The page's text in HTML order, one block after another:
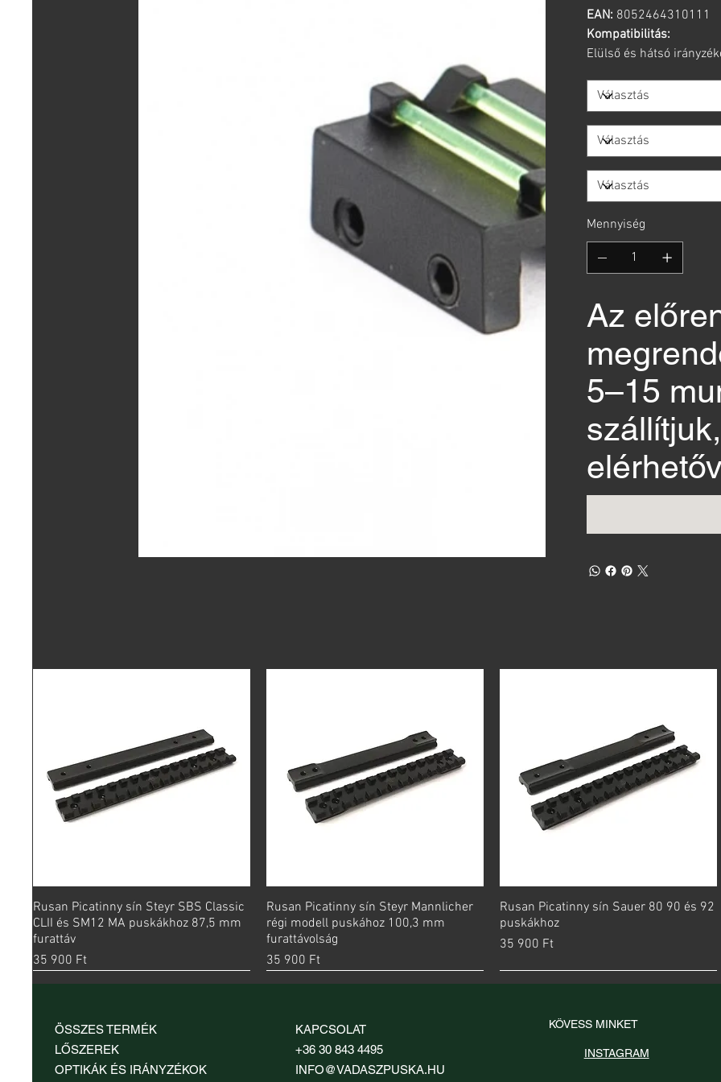
EAN: 8052464310111
Kompatibilitás:
Elülső és hátsó
Mennyiség
Az
5–15
Gyorsnézet
Rusan Picatinny sín Steyr SBS Classic
CLII és SM12 MA puskákhoz 87,5 mm
furattáv
Ár
35 900 Ft
Gyorsnézet
Rusan Picatinny sín Steyr Mannlicher
régi modell puskához 100,3 mm
furattávolság
Ár
35 900 Ft
Gyorsnézet
Rusan Picatinny sín Sauer 80 90 és 92
puskákhoz
Ár
35 900 Ft
ÖSSZES TERMÉK
LŐSZEREK
OPTIKÁK ÉS IRÁNYZÉKOK
KÖVESS MINKET
INSTAGRAM
KAPCSOLAT
+36 30 843 4495
INFO@VADASZPUSKA.HU